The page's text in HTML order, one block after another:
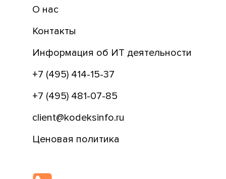
+7 (495) 414-15-37
+7 (495) 481-07-85
client@kodeksinfo.ru
Информация об ИТ деятельности
Ценовая политика
Контакты
О нас